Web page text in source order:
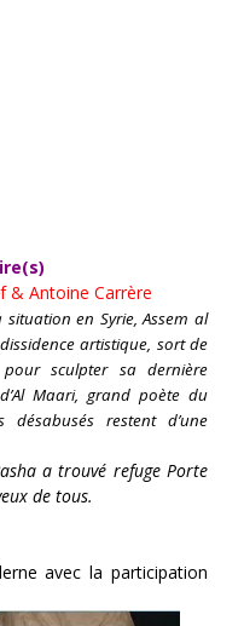
& Antoine Carrère
situation en Syrie, Assem al
artistique, sort de
sculpter sa dernière
Maari, grand poète du
restent d’une
a trouvé refuge Porte
de tous.
avec la participation